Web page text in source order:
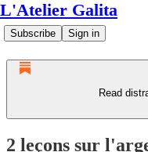
L'Atelier Galita
Subscribe Sign in
Read
2 leçons sur